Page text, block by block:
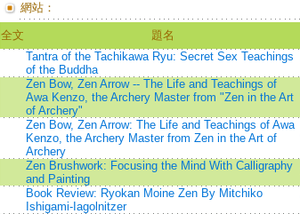
網站：
全文 題名
Tantra of the Tachikawa Ryu: Secret Sex Teachings
of the Buddha
Zen Bow, Zen Arrow -- The Life and Teachings of
Awa Kenzo, the Archery Master from "Zen in the Art
of Archery"
Zen Bow, Zen Arrow: The Life and Teachings of Awa
Kenzo, the Archery Master from Zen in the Art of
Archery
Zen Brushwork: Focusing the Mind With Calligraphy
and Painting
Book Review: Ryokan Moine Zen By Mitchiko
Ishigami-Iagolnitzer